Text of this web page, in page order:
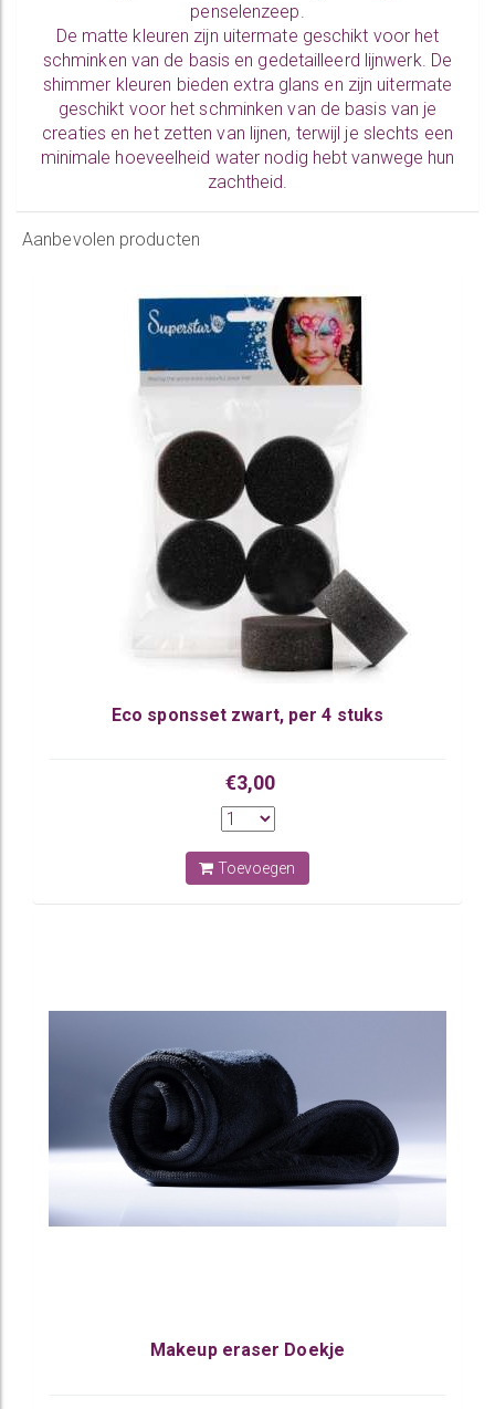
penselenzeep.
De matte kleuren zijn uitermate geschikt voor het
schminken van de basis en gedetailleerd lijnwerk. De
shimmer kleuren bieden extra glans en zijn uitermate
geschikt voor het schminken van de basis van je
creaties en het zetten van lijnen, terwijl je slechts een
minimale hoeveelheid water nodig hebt vanwege hun
zachtheid.
Aanbevolen producten
Eco sponsset zwart, per 4 stuks
€3,00
Toevoegen
Makeup eraser Doekje